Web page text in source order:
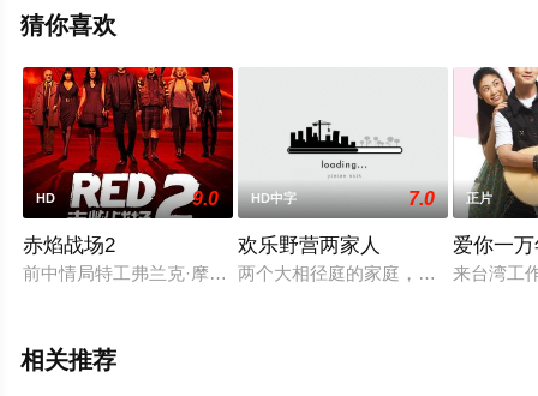
雷德·迈拉麦德,詹姆斯·弗雷特,卡罗琳·皮克尔斯,贾斯婷·瓦
电影，手机免费观看高清无删减完整版电影大全就上星空
电影网，更多相关信息可移步至豆瓣电影、电视猫或剧情
网等平台了解。
猜你喜欢
HD 9.0
赤焰战场2
前中情局特工弗兰克·摩西（布鲁斯·威利斯 Bruce Willis 饰）退
HD中字 7.0
欢乐野营两家人
两个大相径庭的家庭，出于种种原因
正片
爱你一
来台湾工
相关推荐